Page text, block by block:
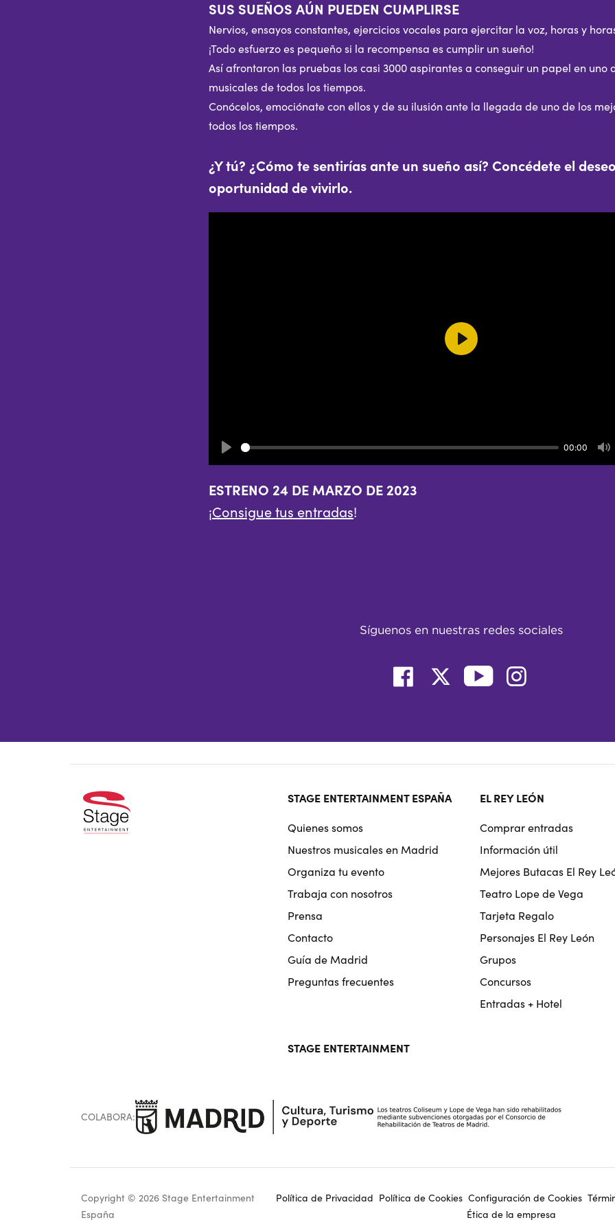
SUS SUEÑOS AÚN PUEDEN CUMPLIRSE
Nervios, ensayos constantes, ejercicios vocales para ejercitar la voz, horas y
¡Todo esfuerzo es pequeño si la recompensa es cumplir un sueño!
Así afrontaron las pruebas los casi 3000 aspirantes a conseguir un papel en uno
musicales de todos los tiempos.
Conócelos, emociónate con ellos y de su ilusión ante la llegada de uno de los
todos los tiempos.
¿Y tú? ¿Cómo te sentirías ante un sueño así? Concédete el
oportunidad de vivirlo.
Play
00:00
Play
ESTRENO 24 DE MARZO DE 2023
¡Consigue tus entradas!
Síguenos en nuestras redes sociales
Footer
navigation
STAGE ENTERTAINMENT ESPAÑA
Quienes somos
Nuestros musicales en Madrid
Organiza tu evento
Trabaja con nosotros
Prensa
Contacto
Guía de Madrid
Preguntas frecuentes
EL REY LEÓN
Comprar entradas
Información útil
Mejores Butacas El Rey
Teatro Lope de Vega
Tarjeta Regalo
Personajes El Rey León
Grupos
Concursos
Entradas + Hotel
STAGE ENTERTAINMENT
COLABORA:
Copyright © 2026 Stage Entertainment
España
Footer
Política de Privacidad Política de Cookies Configuración de Cookies
Ética de la empresa